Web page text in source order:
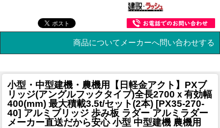
商品についてメーカーへ問い合わせする
小型・中型建機・農機用
【日軽金アクト】PXブ
リッジ(アングルフックタイプ)全長2700ｘ有効幅
400(mm) 最大積載3.5t/セット(2本) [PX35-270-
40] アルミブリッジ 歩み板 ラダー アルミラダー
メーカー直送だから安心 小型 中型建機 農機用